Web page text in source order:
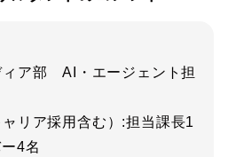
ィア部 AI・エージェント担
リア採用含む）:担当課長1
4名